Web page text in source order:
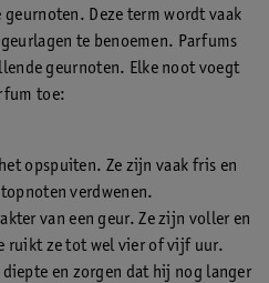
Deze term wordt vaak
te benoemen. Parfums
geurnoten. Elke noot voegt
toe:
opspuiten. Ze zijn vaak fris en
verdwenen.
van een geur. Ze zijn voller en
ruikt ze tot wel vier of vijf uur.
diepte en zorgen dat hij nog langer